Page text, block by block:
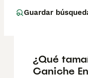
Guardar
¿Cuál es
vida de
¿Qué
Caniche